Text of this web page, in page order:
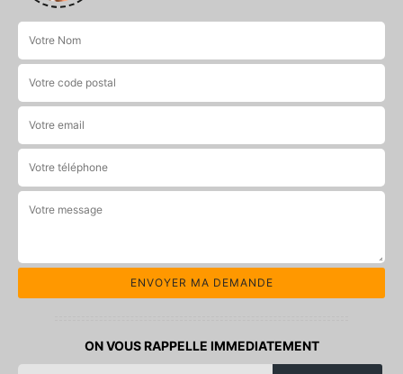
ON VOUS RAPPELLE IMMEDIATEMENT